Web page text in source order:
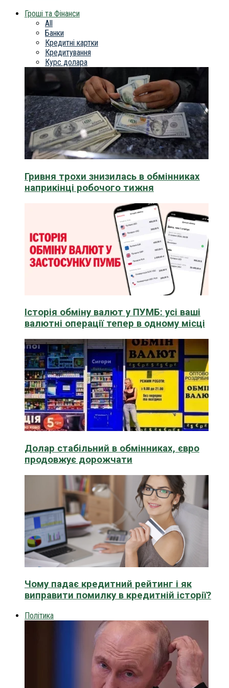
Гроші та Фінанси
All
Банки
Кредитні картки
Кредитування
Курс долара
Гривня трохи знизилась в обмінниках
наприкінці робочого тижня
Історія обміну валют у ПУМБ: усі ваші
валютні операції тепер в одному місці
Долар стабільний в обмінниках, євро
продовжує дорожчати
Чому падає кредитний рейтинг і як
виправити помилку в кредитній історії?
Політика